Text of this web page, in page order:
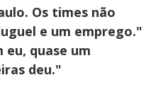
Os times não
e um emprego."
eu, quase um
deu."